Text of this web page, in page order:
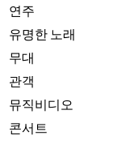
연주
유명한 노래
무대
관객
뮤직비디오
콘서트